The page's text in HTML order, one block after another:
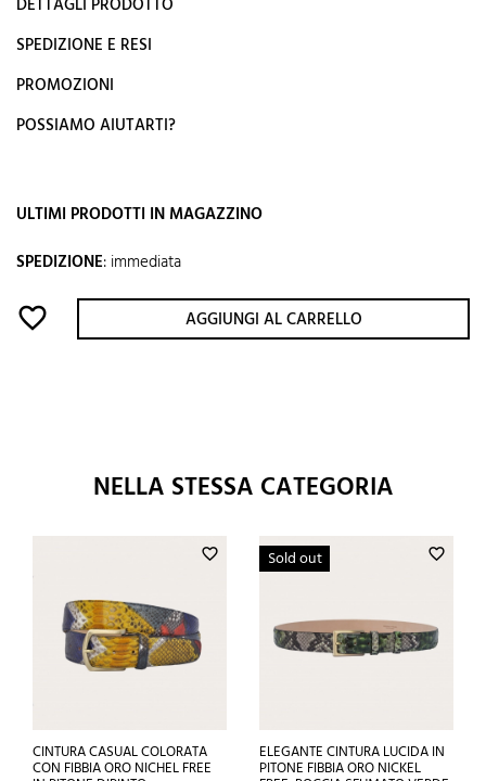
SPEDIZIONE E RESI
PROMOZIONI
POSSIAMO AIUTARTI?
ULTIMI PRODOTTI IN MAGAZZINO
SPEDIZIONE: immediata
favorite_border AGGIUNGI AL CARRELLO
NELLA STESSA CATEGORIA
favorite_border
CINTURA CASUAL COLORATA
CON FIBBIA ORO NICHEL FREE
favorite_border
Sold out
ELEGANTE CINTURA LUCIDA IN
PITONE FIBBIA ORO NICKEL